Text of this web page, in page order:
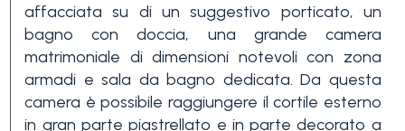
affacciata su di un suggestivo porticato, un
bagno con doccia, una grande camera
matrimoniale di dimensioni notevoli con zona
armadi e sala da bagno dedicata. Da questa
camera è possibile raggiungere il cortile esterno
in gran parte piastrellato e in parte decorato a
Vista mare